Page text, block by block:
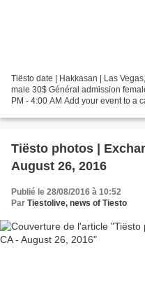
Tiësto date | Hakkasan | Las
male 30$ Général admission
PM - 4:00 AM Add your event to a
Tiësto photos |
August 26, 2016
Publié le 28/08/2016 à 10:52
Par Tiestolive, news of Tiesto